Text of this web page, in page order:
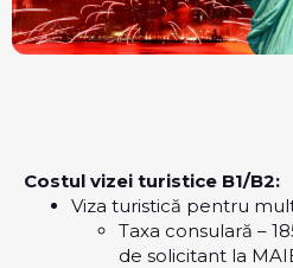
Costul vizei turistice B1/B2:
Viza turistică pentru
Taxa consulară –
de solicitant la